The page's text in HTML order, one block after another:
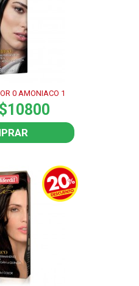
0 AMONIACO 1
$10800